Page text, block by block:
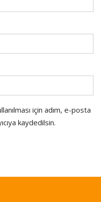
için adım, e-posta
kaydedilsin.